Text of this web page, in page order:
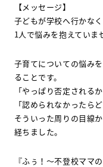
【メッセージ】
子どもが学校へ行かな
1人で悩みを抱えていま
子育てについての悩み
ることです。
「やっぱり否定されるか
「認められなかったら
そういった周りの目線
経ちました。
『ふぅ！～不登校ママ